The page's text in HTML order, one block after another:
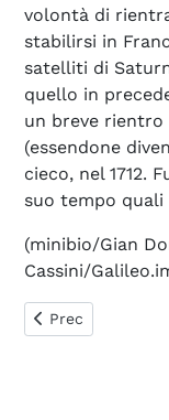
volontà di
stabilirsi in
satelliti di
quello in
un breve rientro
(essendone
cieco, nel 1712.
suo tempo quali
(minibio/Gian
Cassini/
Articolo
Prec